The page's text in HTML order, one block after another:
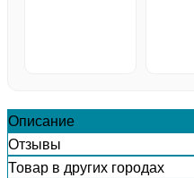
Описание
Отзывы
Товар в других городах